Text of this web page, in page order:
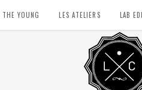
THE YOUNG LES ATELIERS LAB